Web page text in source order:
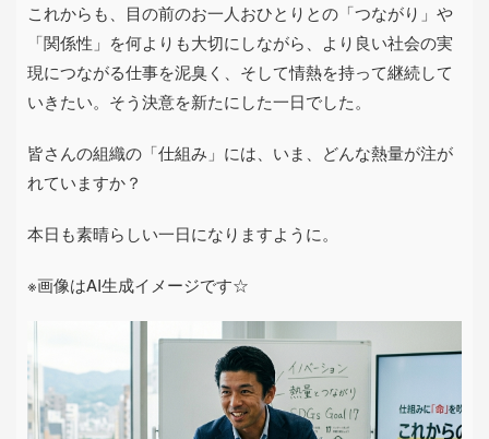
これからも、目の前のお一人おひとりとの「つながり」や
「関係性」を何よりも大切にしながら、より良い社会の実
現につながる仕事を泥臭く、そして情熱を持って継続して
いきたい。そう決意を新たにした一日でした。
皆さんの組織の「仕組み」には、いま、どんな熱量が注が
れていますか？
本日も素晴らしい一日になりますように。
※画像はAI生成イメージです☆